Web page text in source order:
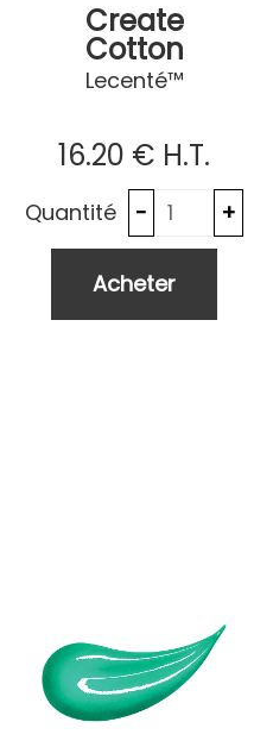
Create
Cotton
Candy
Lecenté™
16.20 € H.T.
Quantité